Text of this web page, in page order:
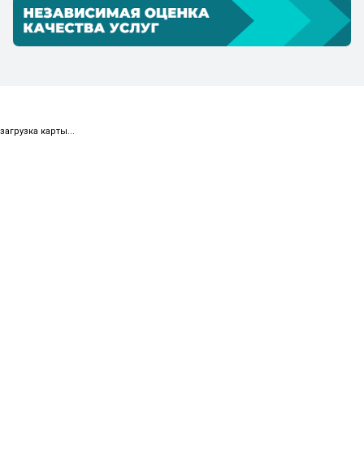
загрузка карты...